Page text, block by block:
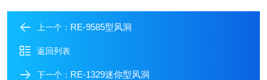
上一个： RE-9585型风洞
返回列表
下一个： RE-1329迷你型风洞